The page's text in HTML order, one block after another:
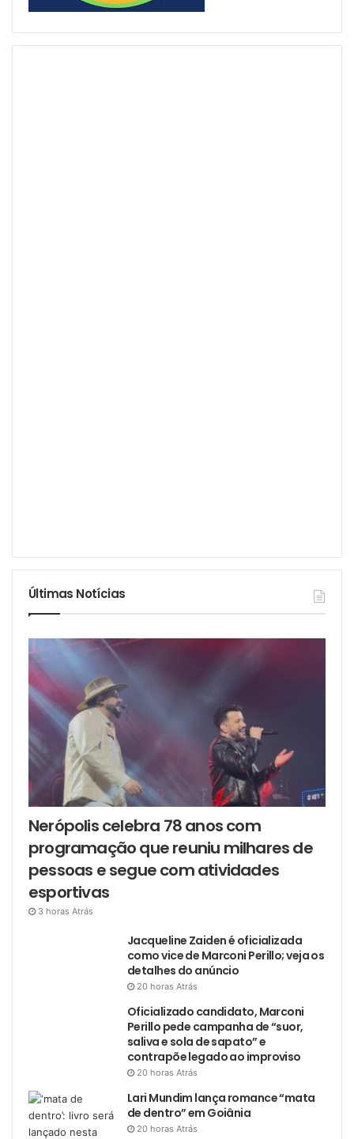
Últimas Notícias
Nerópolis celebra 78 anos com
programação que reuniu milhares de
pessoas e segue com atividades
esportivas
3 horas Atrás
Jacqueline Zaiden é oficializada
como vice de Marconi Perillo; veja os
detalhes do anúncio
20 horas Atrás
Oficializado candidato, Marconi
Perillo pede campanha de “suor,
saliva e sola de sapato” e
contrapõe legado ao improviso
20 horas Atrás
Lari Mundim lança romance “mata
de dentro” em Goiânia
20 horas Atrás